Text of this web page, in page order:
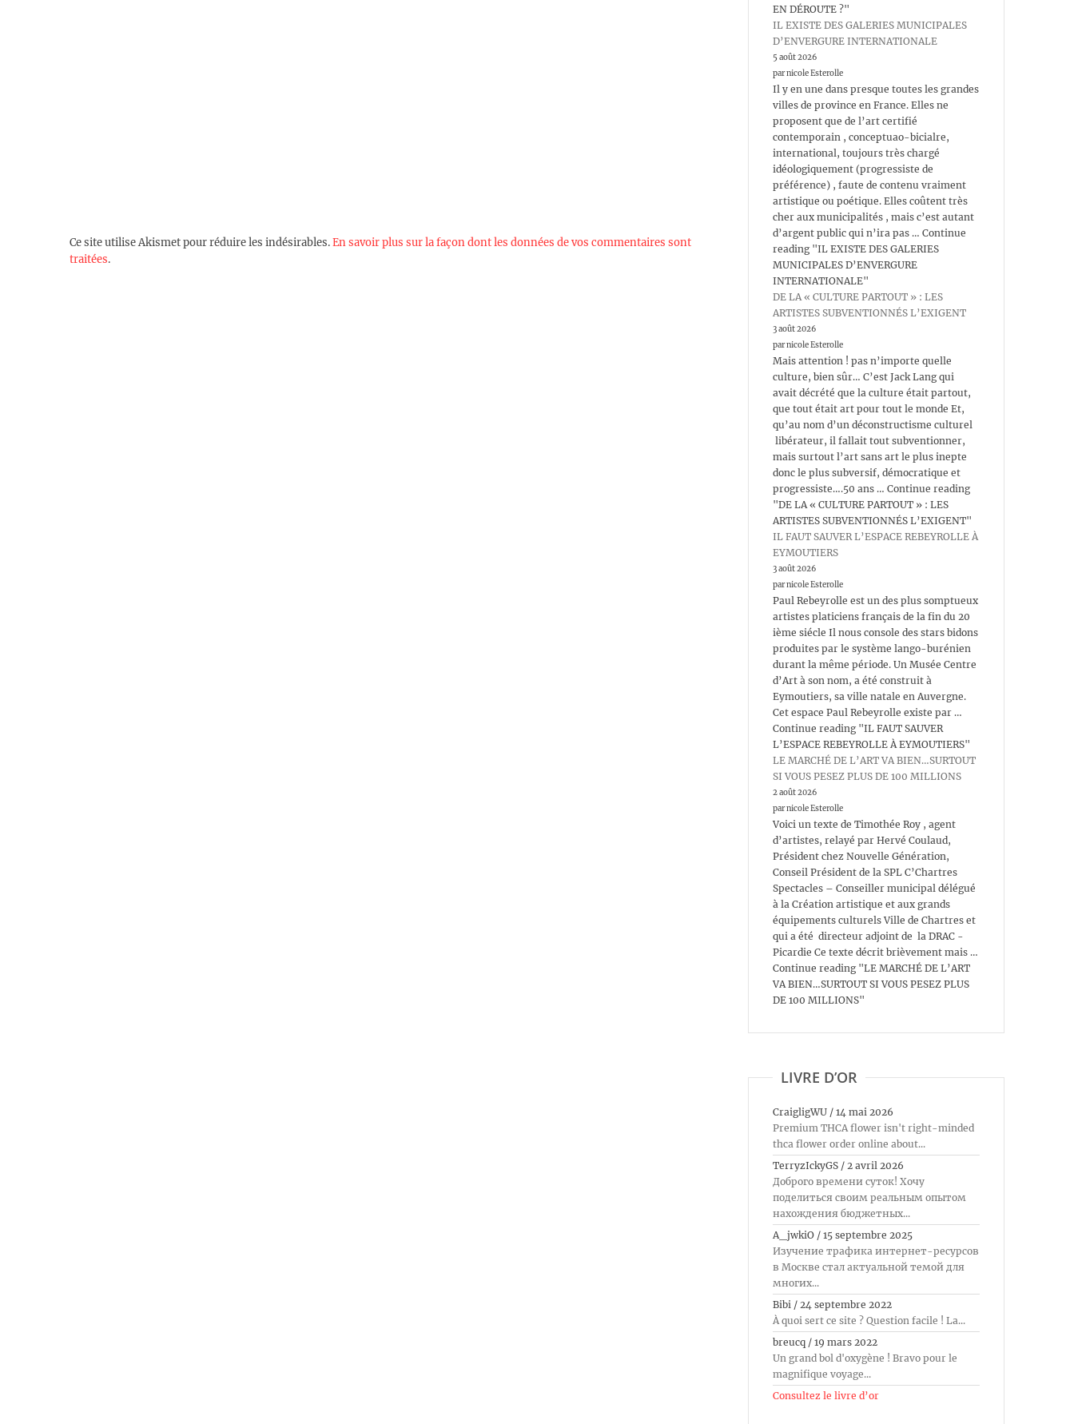
Ce site utilise Akismet pour réduire les indésirables.En savoir plus sur la façon dont les données de vos commentaires sont
traitées.
EN DÉROUTE ?"
IL EXISTE DES GALERIES MUNICIPALES
D’ENVERGURE INTERNATIONALE
5 août 2026
par nicole Esterolle
Il y en une dans presque toutes les grandes
villes de province en France. Elles ne
proposent que de l’art certifié
contemporain , conceptuao-bicialre,
international, toujours très chargé
idéologiquement (progressiste de
préférence) , faute de contenu vraiment
artistique ou poétique. Elles coûtent très
cher aux municipalités , mais c’est autant
d’argent public qui n’ira pas … Continue
reading "IL EXISTE DES GALERIES
MUNICIPALES D’ENVERGURE
INTERNATIONALE"
DE LA « CULTURE PARTOUT » : LES
ARTISTES SUBVENTIONNÉS L’EXIGENT
3 août 2026
par nicole Esterolle
Mais attention ! pas n’importe quelle
culture, bien sûr… C’est Jack Lang qui
avait décrété que la culture était partout,
que tout était art pour tout le monde Et,
qu’au nom d’un déconstructisme culturel
libérateur, il fallait tout subventionner,
mais surtout l’art sans art le plus inepte
donc le plus subversif, démocratique et
progressiste….50 ans … Continue reading
"DE LA « CULTURE PARTOUT » : LES
ARTISTES SUBVENTIONNÉS L’EXIGENT"
IL FAUT SAUVER L’ESPACE REBEYROLLE À
EYMOUTIERS
3 août 2026
par nicole Esterolle
Paul Rebeyrolle est un des plus somptueux
artistes platiciens français de la fin du 20
ième siécle Il nous console des stars bidons
produites par le système lango-burénien
durant la même période. Un Musée Centre
d’Art à son nom, a été construit à
Eymoutiers, sa ville natale en Auvergne.
Cet espace Paul Rebeyrolle existe par …
Continue reading "IL FAUT SAUVER
L’ESPACE REBEYROLLE À EYMOUTIERS"
LE MARCHÉ DE L’ART VA BIEN…SURTOUT
SI VOUS PESEZ PLUS DE 100 MILLIONS
2 août 2026
par nicole Esterolle
Voici un texte de Timothée Roy , agent
d’artistes, relayé par Hervé Coulaud,
Président chez Nouvelle Génération,
Conseil Président de la SPL C’Chartres
Spectacles – Conseiller municipal délégué
à la Création artistique et aux grands
équipements culturels Ville de Chartres et
qui a été directeur adjoint de la DRAC -
Picardie Ce texte décrit brièvement mais …
Continue reading "LE MARCHÉ DE L’ART
VA BIEN…SURTOUT SI VOUS PESEZ PLUS
DE 100 MILLIONS"
LIVRE D’OR
CraigligWU / 14 mai 2026
Premium THCA flower isn't right-minded
thca flower order online about...
TerryzIckyGS / 2 avril 2026
Доброго времени суток! Хочу
поделиться своим реальным опытом
нахождения бюджетных...
A_jwkiO / 15 septembre 2025
Изучение трафика интернет-ресурсов
в Москве стал актуальной темой для
многих...
Bibi / 24 septembre 2022
À quoi sert ce site ? Question facile ! La...
breucq / 19 mars 2022
Un grand bol d'oxygène ! Bravo pour le
magnifique voyage...
Consultez le livre d’or